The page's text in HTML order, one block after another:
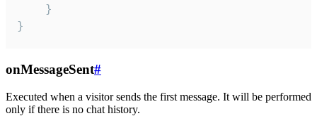
    }
}
onMessageSent#
Executed when a visitor sends the first message. It will be performed
only if there is no chat history.